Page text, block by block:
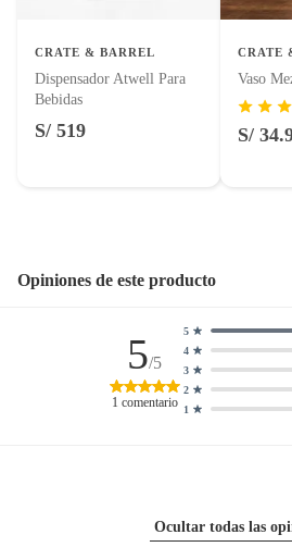
Productos que hayan sido previamente
Baterías de auto.
Motocicletas y bicicletas motorizadas.
Licores y cigarros electrónicos.
CRATE & BARREL
Dispensador Atwell Para
Bebidas
S/ 519
CRATE
Vaso
S/
Opiniones de este producto
5/5
1 comentario 1
2
3
4
5
Ocultar todas las